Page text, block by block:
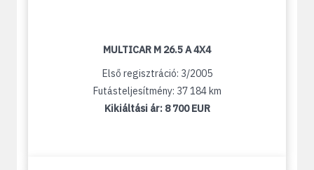
MULTICAR M 26.5 A 4X4
Első regisztráció: 3/2005
Futásteljesítmény: 37 184 km
Kikiáltási ár: 8 700 EUR